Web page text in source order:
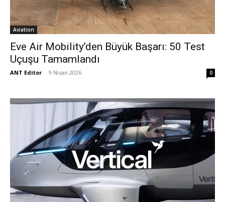
Aviation
Eve Air Mobility’den Büyük Başarı: 50 Test
Uçuşu Tamamlandı
ANT Editor - 9 Nisan 2026 0